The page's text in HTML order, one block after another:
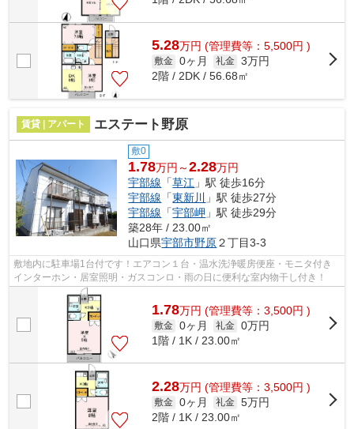
5.28万円 (管理費等：5,500円 )
敷金 0ヶ月 礼金 3万円
2階 / 2DK / 56.68㎡
賃貸 | アパート エステート野原
敷0
1.78万円～2.28万円
宇部線 「草江 」駅 徒歩16分
宇部線 「東新川
」駅 徒歩27分
宇部線 「宇部岬 」駅 徒歩29分
築28年 / 23.00㎡
山口県宇部市野原２丁目3-3
敷地内に駐車場1台付です！エアコン１台・温水洗浄暖房便座・モニタ付き
インターホン・居室照明・ガスコンロ・雨の日に便利な室内物干し付き！
1.78万円 (管理費等：3,500円 )
敷金 0ヶ月 礼金 0万円
1階 / 1K / 23.00㎡
2.28万円 (管理費等：3,500円 )
敷金 0ヶ月 礼金 5万円
2階 / 1K / 23.00㎡